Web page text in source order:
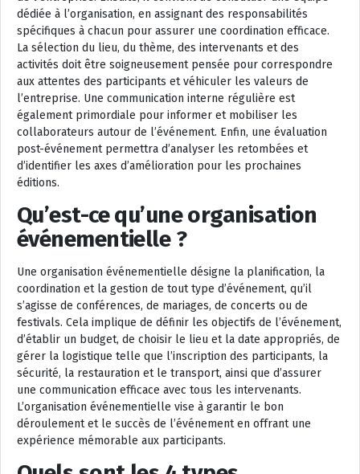
dédiée à l’organisation, en assignant des responsabilités
spécifiques à chacun pour assurer une coordination efficace.
La sélection du lieu, du thème, des intervenants et des
activités doit être soigneusement pensée pour correspondre
aux attentes des participants et véhiculer les valeurs de
l’entreprise. Une communication interne régulière est
également primordiale pour informer et mobiliser les
collaborateurs autour de l’événement. Enfin, une évaluation
post-événement permettra d’analyser les retombées et
d’identifier les axes d’amélioration pour les prochaines
éditions.
Qu’est-ce qu’une organisation
événementielle ?
Une organisation événementielle désigne la planification, la
coordination et la gestion de tout type d’événement, qu’il
s’agisse de conférences, de mariages, de concerts ou de
festivals. Cela implique de définir les objectifs de l’événement,
d’établir un budget, de choisir le lieu et la date appropriés, de
gérer la logistique telle que l’inscription des participants, la
sécurité, la restauration et le transport, ainsi que d’assurer
une communication efficace avec tous les intervenants.
L’organisation événementielle vise à garantir le bon
déroulement et le succès de l’événement en offrant une
expérience mémorable aux participants.